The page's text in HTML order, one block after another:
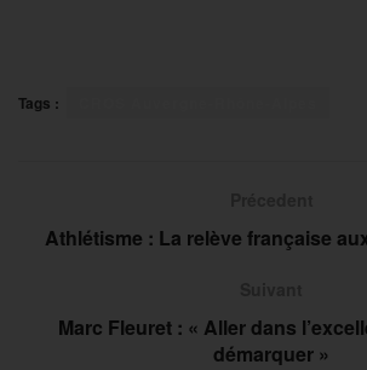
Tags :
Athlétisme : La relève française
Marc Fleuret : « Aller dans
démarquer »